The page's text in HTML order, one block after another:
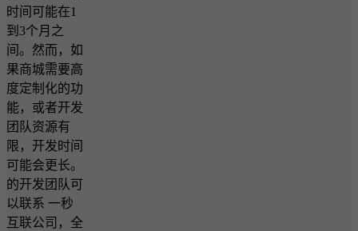
时间可能在1
到3个月之
间。然而，如
果商城需要高
度定制化的功
能，或者开发
团队资源有
限，开发时间
可能会更长。
的开发团队可
以联系 一秒
互联公司，全